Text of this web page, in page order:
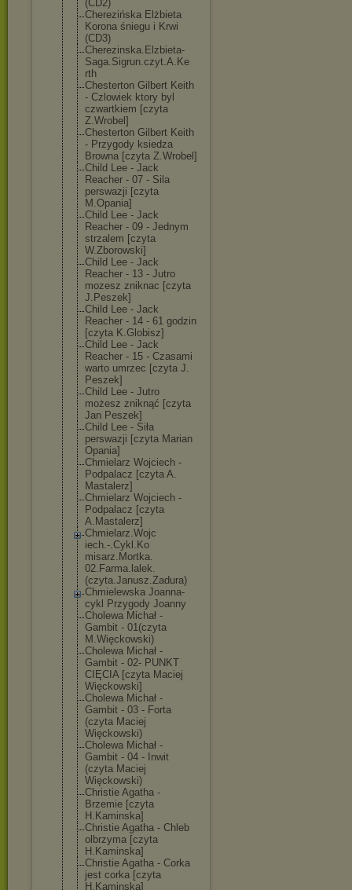
(CD2)
Cherezińska Elżbieta
Korona śniegu i Krwi
(CD3)
Cherezinska.El zbieta-
Saga.Sigrun.czyt.A.Ke
rth
Chesterton Gilbert Keith
- Czlowiek ktory byl
czwartkiem [czyta
Z.Wrobel]
Chesterton Gilbert Keith
- Przygody ksiedza
Browna [czyta Z.Wrobel]
Child Lee - Jack
Reacher - 07 - Sila
perswazji [czyta
M.Opania]
Child Lee - Jack
Reacher - 09 - Jednym
strzalem [czyta
W.Zborowski]
Child Lee - Jack
Reacher - 13 - Jutro
mozesz zniknac [czyta
J.Peszek]
Child Lee - Jack
Reacher - 14 - 61 godzin
[czyta K.Globisz]
Child Lee - Jack
Reacher - 15 - Czasami
warto umrzec [czyta J.
Peszek]
Child Lee - Jutro
możesz zniknąć [czyta
Jan Peszek]
Child Lee - Siła
perswazji [czyta Marian
Opania]
Chmielarz Wojciech -
Podpalacz [czyta A.
Mastalerz]
Chmielarz Wojciech -
Podpalacz [czyta
A.Mastalerz]
Chmielarz.Wojc
iech.-.Cykl.Ko
misarz.Mortka.
02.Farma.lalek.
(czyta.Janusz.Zadura)
Chmielewska Joanna-
cykl Przygody Joanny
Cholewa Michał -
Gambit - 01(czyta
M.Więckowski)
Cholewa Michał -
Gambit - 02- PUNKT
CIĘCIA [czyta Maciej
Więckowski]
Cholewa Michał -
Gambit - 03 - Forta
(czyta Maciej
Więckowski)
Cholewa Michał -
Gambit - 04 - Inwit
(czyta Maciej
Więckowski)
Christie Agatha -
Brzemie [czyta
H.Kaminska]
Christie Agatha - Chleb
olbrzyma [czyta
H.Kaminska]
Christie Agatha - Corka
jest corka [czyta
H.Kaminska]